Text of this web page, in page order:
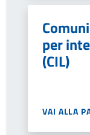
per
(CIL)
VAI ALLA